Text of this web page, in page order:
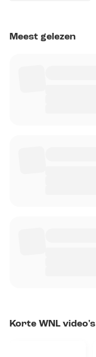
Meest gelezen
Korte WNL video's